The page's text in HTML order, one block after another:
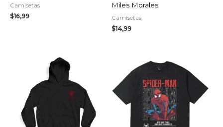
Camisetas
$16,99
Miles Morales
Camisetas
$14,99